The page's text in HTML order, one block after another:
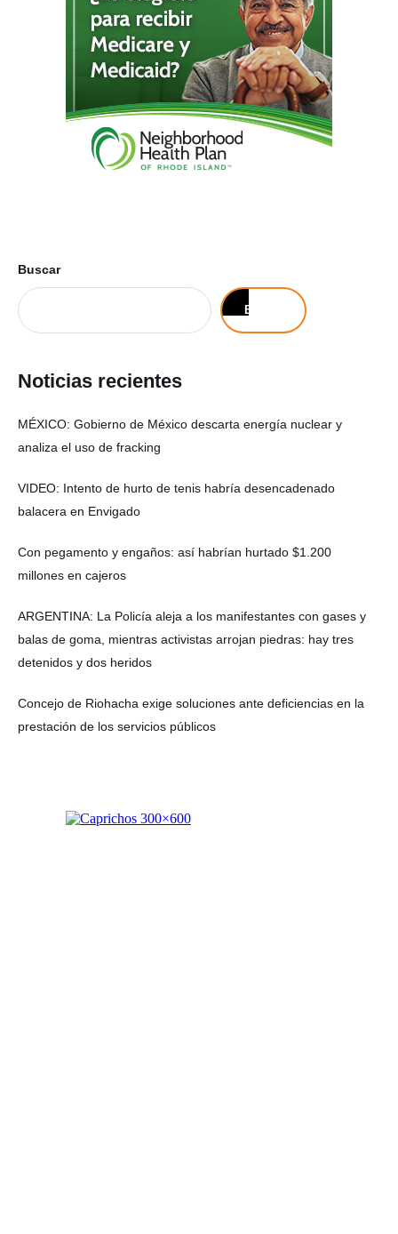
Buscar
Buscar
Noticias recientes
MÉXICO: Gobierno de México descarta energía nuclear y
analiza el uso de fracking
VIDEO: Intento de hurto de tenis habría desencadenado
balacera en Envigado
Con pegamento y engaños: así habrían hurtado $1.200
millones en cajeros
ARGENTINA: La Policía aleja a los manifestantes con gases y
balas de goma, mientras activistas arrojan piedras: hay tres
detenidos y dos heridos
Concejo de Riohacha exige soluciones ante deficiencias en la
prestación de los servicios públicos